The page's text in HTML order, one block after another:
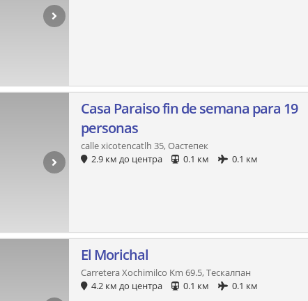
Casa Paraiso fin de semana para 19
personas
calle xicotencatlh 35, Оастепек
2.9 км до центра
0.1 км 0.1 км
El Morichal
Carretera Xochimilco Km 69.5, Тескалпан
4.2 км до центра
0.1 км 0.1 км